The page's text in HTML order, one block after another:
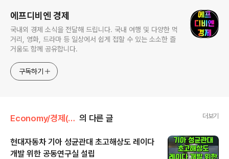
에프디비엔 경제
국내외 경제 소식을 전달해 드립니다. 국내 여행 및 다양한 먹
거리, 영화, 드라마 등 일상에서 쉽게 접할 수 있는 소소한 즐
거움도 함께 공유합니다.
구독하기
Economy/경제(산업·정책) 의 다른 글 더보기
현대자동차 기아 성균관대 초고해상도 레이다
개발 위한 공동연구실 설립